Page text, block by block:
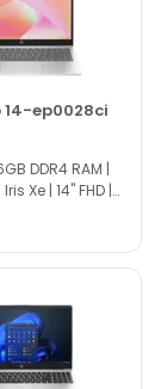
14-ep0028ci
DDR4 RAM |
Xe | 14" FHD |